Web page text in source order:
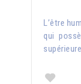
L’être
qui